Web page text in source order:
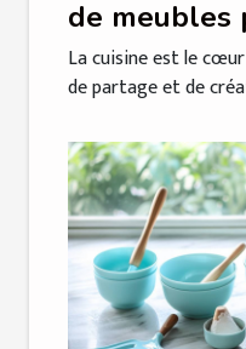
de meubles
sur mesure
La cuisine est le
de partage et de